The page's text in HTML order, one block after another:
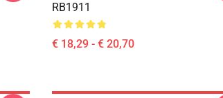
RB1911
€ 18,29 - € 20,70